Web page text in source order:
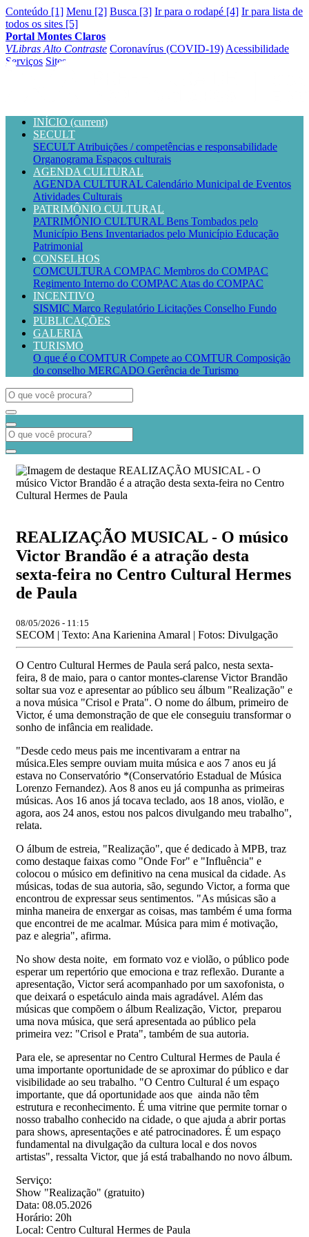
Conteúdo [1] Menu [2] Busca [3] Ir para o rodapé [4] Ir para lista de
todos os sites [5]
Portal Montes Claros
VLibras Alto Contraste Coronavírus (COVID-19) Acessibilidade
Serviços Sites
INÍCIO (current)
SECULT
SECULT Atribuições / competências e responsabilidade
Organograma Espaços culturais
AGENDA CULTURAL
AGENDA CULTURAL Calendário Municipal de Eventos
Atividades Culturais
PATRIMÔNIO CULTURAL
PATRIMÔNIO CULTURAL Bens Tombados pelo
Município Bens Inventariados pelo Município Educação
Patrimonial
CONSELHOS
COMCULTURA COMPAC Membros do COMPAC
Regimento Interno do COMPAC Atas do COMPAC
INCENTIVO
SISMIC Marco Regulatório Licitações Conselho Fundo
PUBLICAÇÕES
GALERIA
TURISMO
O que é o COMTUR Compete ao COMTUR Composição
do conselho MERCADO Gerência de Turismo
REALIZAÇÃO MUSICAL - O músico
Victor Brandão é a atração desta
sexta-feira no Centro Cultural Hermes
de Paula
08/05/2026 - 11:15
SECOM | Texto: Ana Karienina Amaral | Fotos: Divulgação
O Centro Cultural Hermes de Paula será palco, nesta sexta-
feira, 8 de maio, para o cantor montes-clarense Victor Brandão
soltar sua voz e apresentar ao público seu álbum "Realização" e
a nova música "Crisol e Prata". O nome do álbum, primeiro de
Victor, é uma demonstração de que ele conseguiu transformar o
sonho de infância em realidade.
"Desde cedo meus pais me incentivaram a entrar na
música.Eles sempre ouviam muita música e aos 7 anos eu já
estava no Conservatório *(Conservatório Estadual de Música
Lorenzo Fernandez). Aos 8 anos eu já compunha as primeiras
músicas. Aos 16 anos já tocava teclado, aos 18 anos, violão, e
agora, aos 24 anos, estou nos palcos divulgando meu trabalho",
relata.
O álbum de estreia, "Realização", que é dedicado à MPB, traz
como destaque faixas como "Onde For" e "Influência" e
colocou o músico em definitivo na cena musical da cidade. As
músicas, todas de sua autoria, são, segundo Victor, a forma que
encontrou de expressar seus sentimentos. "As músicas são a
minha maneira de enxergar as coisas, mas também é uma forma
que encontrei de me acalmar. Música para mim é motivação,
paz e alegria", afirma.
No show desta noite, em formato voz e violão, o público pode
esperar um repertório que emociona e traz reflexão. Durante a
apresentação, Victor será acompanhado por um saxofonista, o
que deixará o espetáculo ainda mais agradável. Além das
músicas que compõem o álbum Realização, Victor, preparou
uma nova música, que será apresentada ao público pela
primeira vez: "Crisol e Prata", também de sua autoria.
Para ele, se apresentar no Centro Cultural Hermes de Paula é
uma importante oportunidade de se aproximar do público e dar
visibilidade ao seu trabalho. "O Centro Cultural é um espaço
importante, que dá oportunidade aos que ainda não têm
estrutura e reconhecimento. É uma vitrine que permite tornar o
nosso trabalho conhecido na cidade, o que ajuda a abrir portas
para shows, apresentações e até patrocinadores. É um espaço
fundamental na divulgação da cultura local e dos novos
artistas", ressalta Victor, que já está trabalhando no novo álbum.
Serviço:
Show "Realização" (gratuito)
Data: 08.05.2026
Horário: 20h
Local: Centro Cultural Hermes de Paula